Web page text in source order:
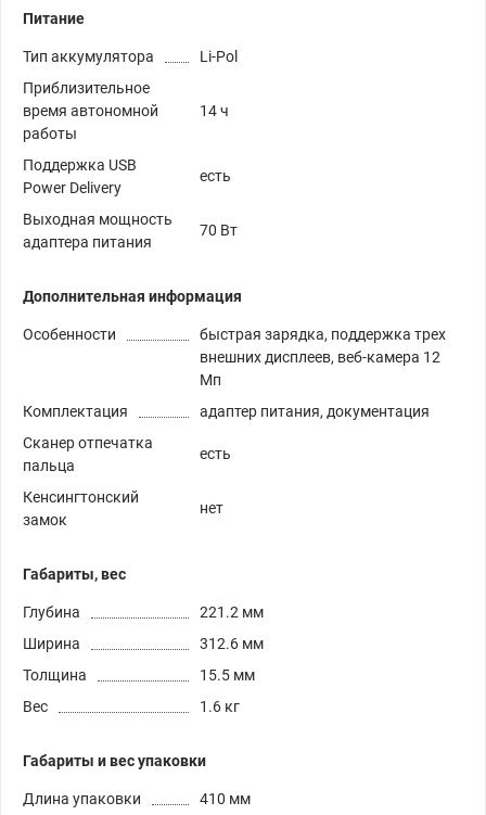
Питание
Тип аккумулятора
Li-Pol
Приблизительное
время автономной
работы
14 ч
Поддержка USB
Power Delivery
есть
Выходная мощность
адаптера питания
70 Вт
Дополнительная информация
Особенности
быстрая зарядка, поддержка трех
внешних дисплеев, веб-камера 12
Мп
Комплектация
адаптер питания, документация
Сканер отпечатка
пальца
есть
Кенсингтонский
замок
нет
Габариты, вес
Глубина
221.2 мм
Ширина
312.6 мм
Толщина
15.5 мм
Вес
1.6 кг
Габариты и вес упаковки
Длина упаковки
410 мм